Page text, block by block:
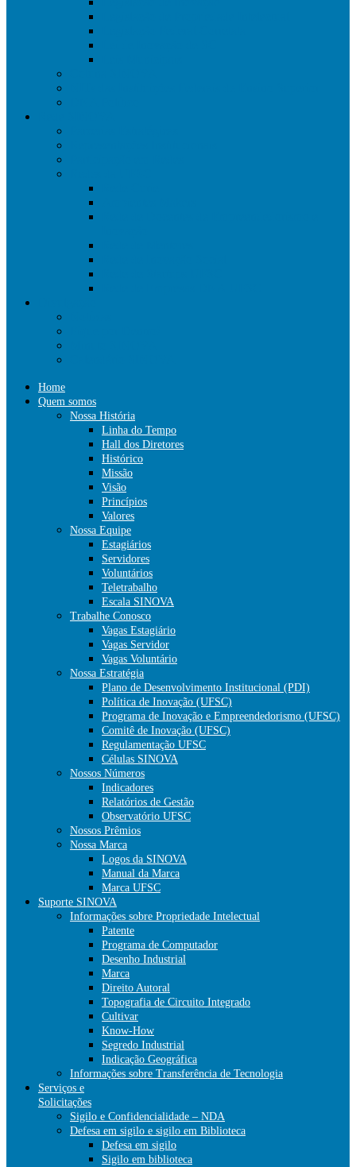
Home
Quem somos
Nossa História
Linha do Tempo
Hall dos Diretores
Histórico
Missão
Visão
Princípios
Valores
Nossa Equipe
Estagiários
Servidores
Voluntários
Teletrabalho
Escala SINOVA
Trabalhe Conosco
Vagas Estagiário
Vagas Servidor
Vagas Voluntário
Nossa Estratégia
Plano de Desenvolvimento Institucional (PDI)
Política de Inovação (UFSC)
Programa de Inovação e Empreendedorismo (UFSC)
Comitê de Inovação (UFSC)
Regulamentação UFSC
Células SINOVA
Nossos Números
Indicadores
Relatórios de Gestão
Observatório UFSC
Nossos Prêmios
Nossa Marca
Logos da SINOVA
Manual da Marca
Marca UFSC
Suporte SINOVA
Informações sobre Propriedade Intelectual
Patente
Programa de Computador
Desenho Industrial
Marca
Direito Autoral
Topografia de Circuito Integrado
Cultivar
Know-How
Segredo Industrial
Indicação Geográfica
Informações sobre Transferência de Tecnologia
Serviços e
Solicitações
Sigilo e Confidencialidade – NDA
Defesa em sigilo e sigilo em Biblioteca
Defesa em sigilo
Sigilo em biblioteca